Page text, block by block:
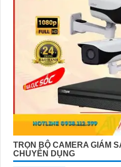
TRỌN BỘ CAMERA GIÁM
CHUYÊN DỤNG